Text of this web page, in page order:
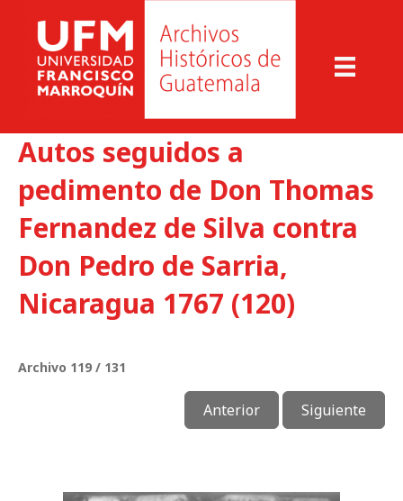
Autos seguidos a
pedimento de Don Thomas
Fernandez de Silva contra
Don Pedro de Sarria,
Nicaragua 1767 (120)
Archivo 119 / 131
Anterior Siguiente